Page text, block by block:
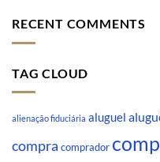
RECENT COMMENTS
TAG CLOUD
alienação fiduciária aluguel
compra comprador